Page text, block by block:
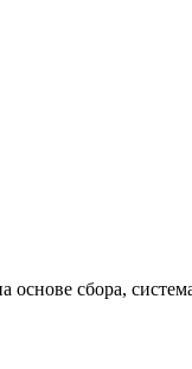
сбора,